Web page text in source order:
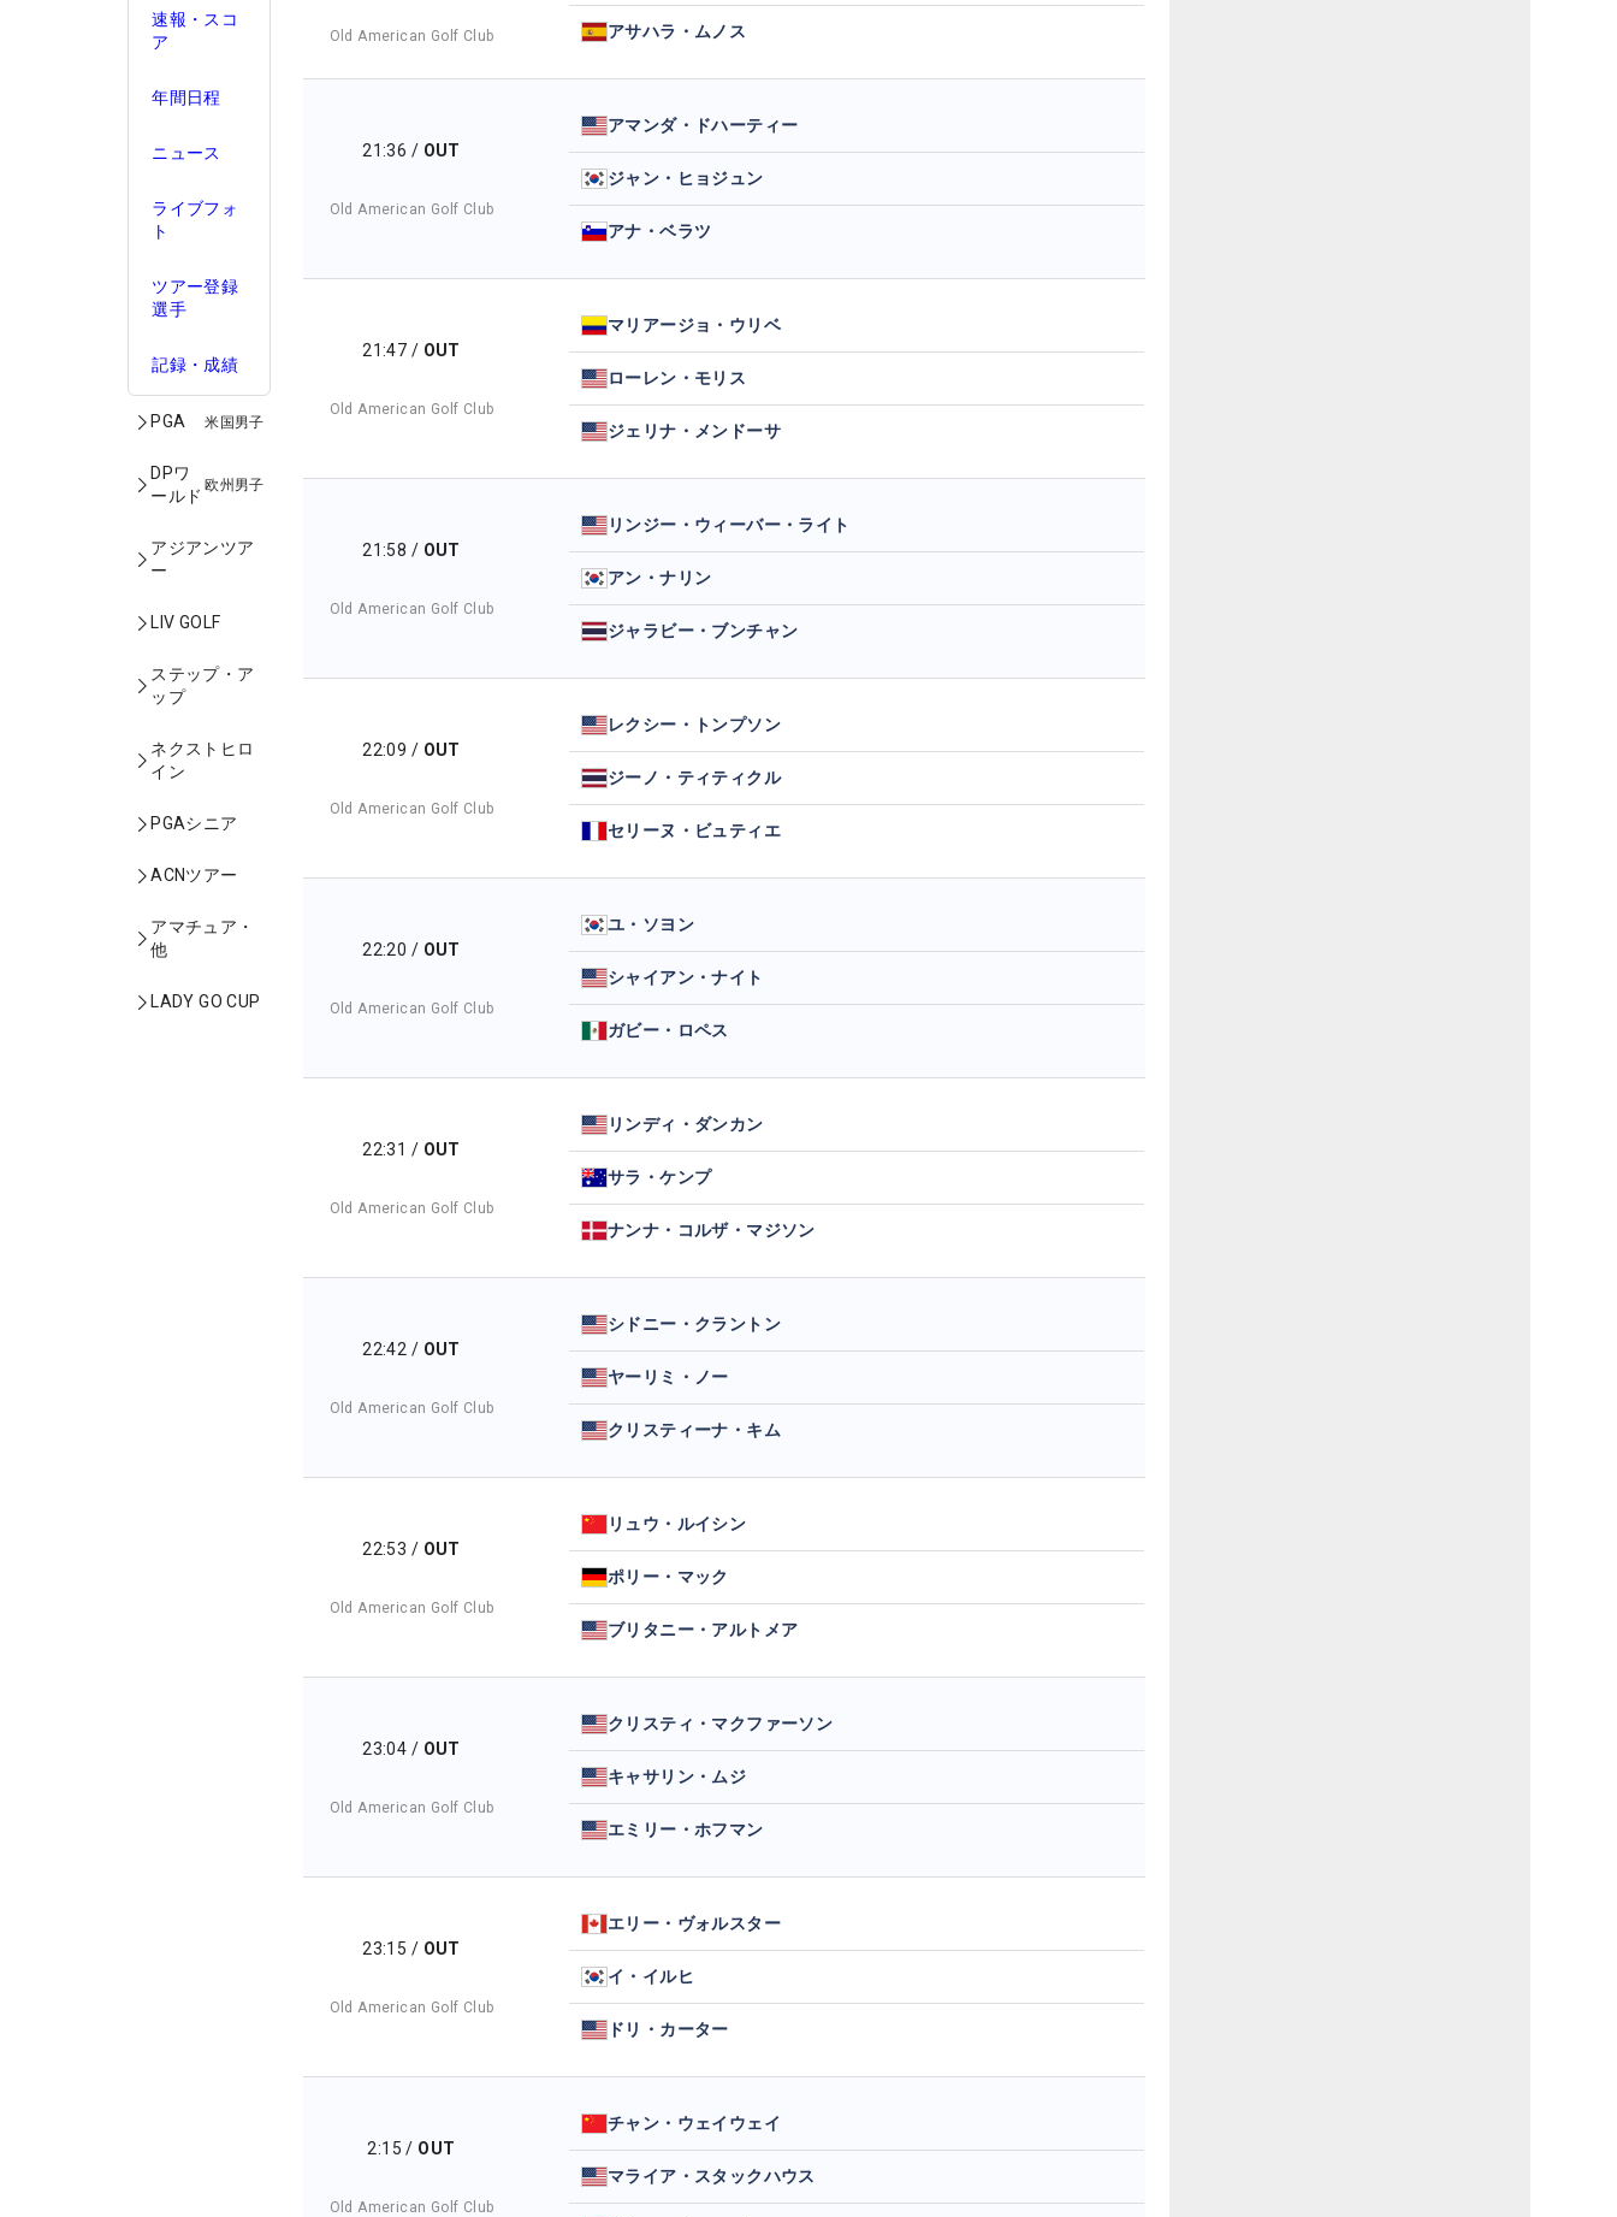
速報・スコ
ア
年間日程
ニュース
ライブフォ
ト
ツアー登録
選手
記録・成績
PGA 米国男子
DPワ
ールド
欧州男子
アジアンツア
ー
LIV GOLF
ステップ・ア
ップ
ネクストヒロ
イン
PGAシニア
ACNツアー
アマチュア・
他
LADY GO CUP
Old American Golf Club アサハラ・ムノス
21:36 / OUT
Old American Golf Club
アマンダ・ドハーティー
ジャン・ヒョジュン
アナ・ベラツ
21:47 / OUT
Old American Golf Club
マリアージョ・ウリベ
ローレン・モリス
ジェリナ・メンドーサ
21:58 / OUT
Old American Golf Club
リンジー・ウィーバー・ライト
アン・ナリン
ジャラビー・ブンチャン
22:09 / OUT
Old American Golf Club
レクシー・トンプソン
ジーノ・ティティクル
セリーヌ・ビュティエ
22:20 / OUT
Old American Golf Club
ユ・ソヨン
シャイアン・ナイト
ガビー・ロペス
22:31 / OUT
Old American Golf Club
リンディ・ダンカン
サラ・ケンプ
ナンナ・コルザ・マジソン
22:42 / OUT
Old American Golf Club
シドニー・クラントン
ヤーリミ・ノー
クリスティーナ・キム
22:53 / OUT
Old American Golf Club
リュウ・ルイシン
ポリー・マック
ブリタニー・アルトメア
23:04 / OUT
Old American Golf Club
クリスティ・マクファーソン
キャサリン・ムジ
エミリー・ホフマン
23:15 / OUT
Old American Golf Club
エリー・ヴォルスター
イ・イルヒ
ドリ・カーター
2:15 / OUT
Old American Golf Club
チャン・ウェイウェイ
マライア・スタックハウス